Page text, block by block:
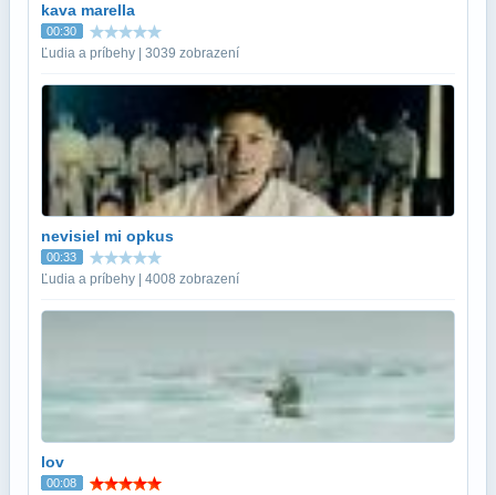
kava marella
00:30
Ľudia a príbehy | 3039 zobrazení
nevisiel mi opkus
00:33
Ľudia a príbehy | 4008 zobrazení
lov
00:08